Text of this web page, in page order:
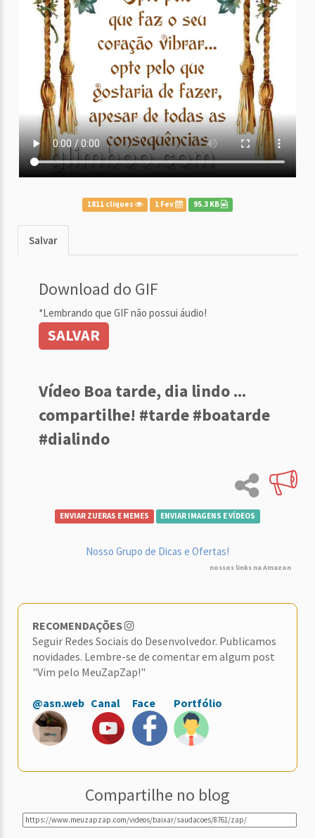
1811 cliques 1 Fev 95.3 KB
Salvar
Download do GIF
*Lembrando que GIF não possui áudio!
SALVAR
Vídeo Boa tarde, dia lindo ...
compartilhe! #tarde #boatarde
#dialindo
ENVIAR ZUERAS E MEMES ENVIAR IMAGENS E VÍDEOS
Nosso Grupo de Dicas e Ofertas!
nossos links na Amazon
RECOMENDAÇÕES
Seguir Redes Sociais do Desenvolvedor. Publicamos
novidades. Lembre-se de comentar em algum post
"Vim pelo MeuZapZap!"
@asn.web Canal Face Portfólio
Compartilhe no blog